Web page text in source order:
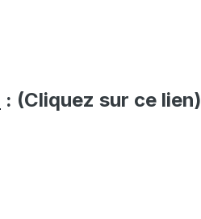
: (Cliquez sur ce lien)